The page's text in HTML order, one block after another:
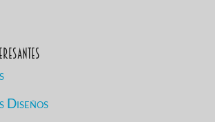
Diseños